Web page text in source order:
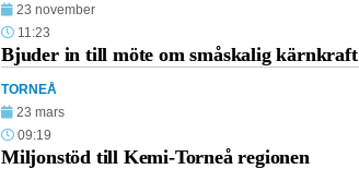
23 november
11:23
Bjuder in till möte om småskalig kärnkraft
TORNEÅ
23 mars
09:19
Miljonstöd till Kemi-Torneå regionen